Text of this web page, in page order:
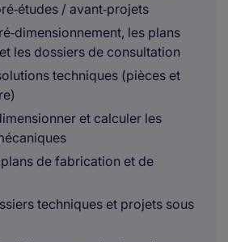
/ avant‑projets
les plans
les dossiers de consultation
techniques (pièces et
et calculer les
de fabrication et de
techniques et projets sous